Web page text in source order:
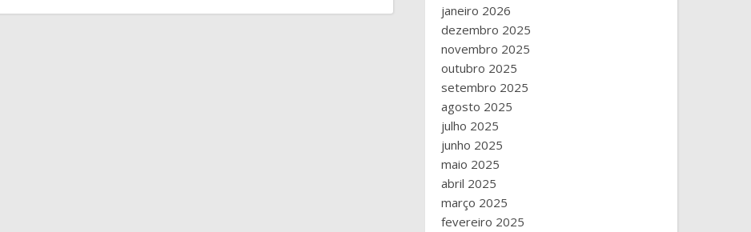
janeiro 2026
dezembro 2025
novembro 2025
outubro 2025
setembro 2025
agosto 2025
julho 2025
junho 2025
maio 2025
abril 2025
março 2025
fevereiro 2025